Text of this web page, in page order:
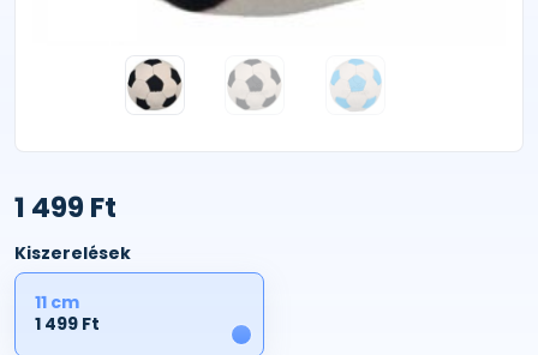
1 499 Ft
Kiszerelések
1
11 cm
1 499 Ft